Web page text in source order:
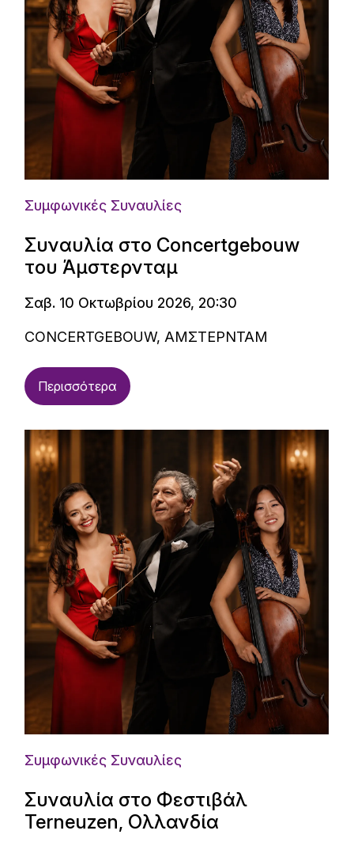
Συμφωνικές Συναυλίες
Συναυλία στο Concertgebouw
του Άμστερνταμ
Σαβ. 10 Οκτωβρίου 2026, 20:30
CONCERTGEBOUW, ΑΜΣΤΕΡΝΤΑΜ
Περισσότερα
Συμφωνικές Συναυλίες
Συναυλία στο Φεστιβάλ
Terneuzen, Ολλανδία